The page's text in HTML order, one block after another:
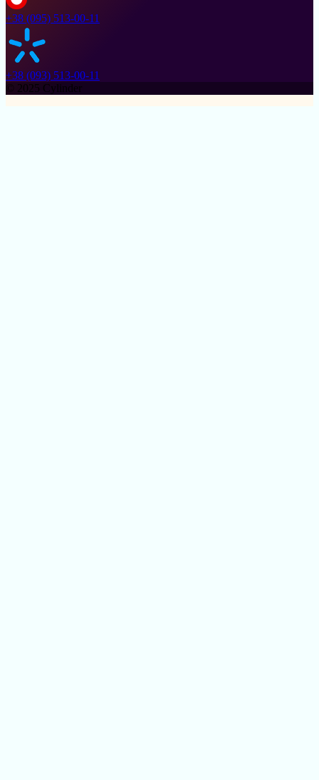
+38 (095) 513-00-11
+38 (093) 513-00-11
© 2025 Cylinder